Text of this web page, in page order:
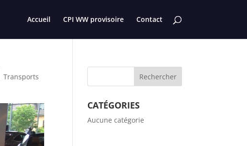
Accueil CPI WW provisoire Contact
Transports
CATÉGORIES
Aucune catégorie